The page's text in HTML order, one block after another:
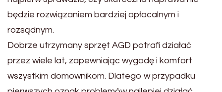
będzie rozwiązaniem bardziej opłacalnym i
rozsądnym.
Dobrze utrzymany sprzęt AGD potrafi działać
przez wiele lat, zapewniając wygodę i komfort
wszystkim domownikom. Dlatego w przypadku